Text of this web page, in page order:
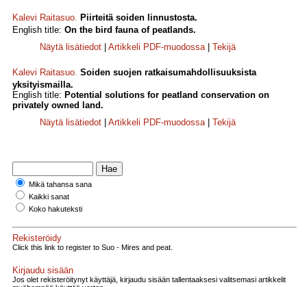
Kalevi Raitasuo. Piirteitä soiden linnustosta.
English title: On the bird fauna of peatlands.
Näytä lisätiedot
Artikkeli PDF-muodossa| Tekijä
Kalevi Raitasuo. Soiden suojen ratkaisumahdollisuuksista
yksityismailla.
English title: Potential solutions for peatland conservation on
privately owned land.
Näytä lisätiedot
Artikkeli PDF-muodossa| Tekijä
Mikä tahansa sana
Kaikki sanat
Koko hakuteksti
Rekisteröidy
Click this link to register to Suo - Mires and peat.
Kirjaudu sisään
Jos olet rekisteröitynyt käyttäjä, kirjaudu sisään tallentaaksesi valitsemasi artikkelit